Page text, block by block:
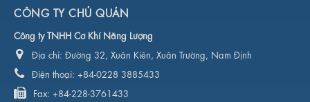
CÔNG TY CHỦ QUẢN
Công ty TNHH Cơ Khí Năng Lượng
Địa chỉ: Đường 32, Xuân Kiên, Xuân Trường, Nam Định
Điện thoại: +84-0228 3885433
Fax: +84-228-3761433